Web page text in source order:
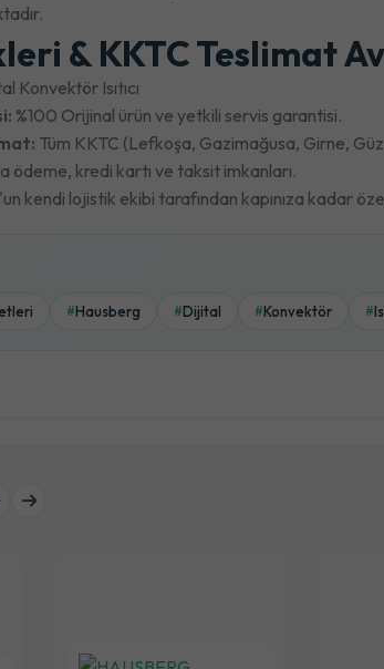
& KKTC Teslimat
Konvektör Isıtıcı
%100 Orijinal ürün ve yetkili servis garantisi.
Tüm KKTC (Lefkoşa, Gazimağusa, Girne,
ödeme, kredi kartı ve taksit imkanları.
kendi lojistik ekibi tarafından kapınıza kadar
#Hausberg #Dijital #Konvektör #